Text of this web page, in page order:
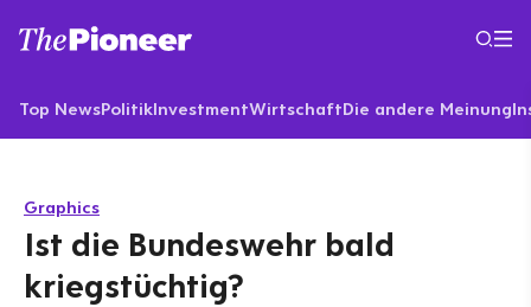
Top NewsPolitikInvestmentWirtschaftDie andere Meinung
Graphics
Ist die Bundeswehr bald
kriegstüchtig?